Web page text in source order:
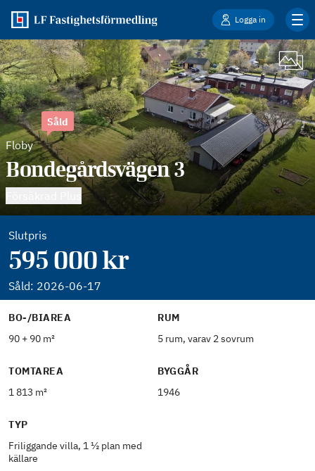
Logga in
Floby
Såld
Bondegårdsvägen 3
Slutpris
595 000 kr
Såld: 2026-06-17
BO-/BIAREA
90 + 90 m²
RUM
5 rum, varav 2 sovrum
TOMTAREA
1 813 m²
BYGGÅR
1946
TYP
Friliggande villa, 1 ½ plan med
källare